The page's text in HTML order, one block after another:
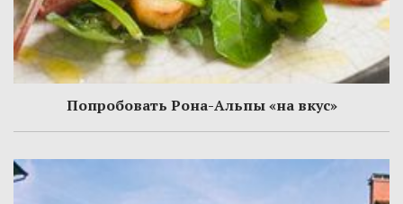
Попробовать Рона-Альпы «на вкус»